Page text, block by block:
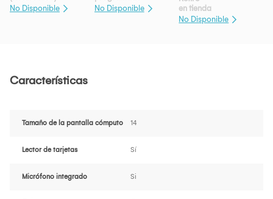
No Disponible
No Disponible
en tienda
No Disponible
Características
Tamaño de la pantalla cómputo 14
Lector de tarjetas Sí
Micrófono integrado Si